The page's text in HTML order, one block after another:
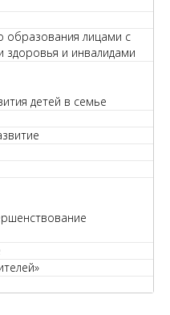
образования лицами с
и инвалидами
детей в семье